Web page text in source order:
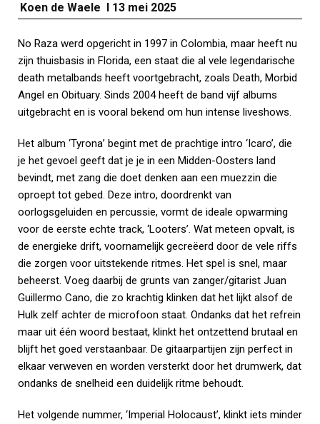
Koen de Waele I 13 mei 2025
No Raza werd opgericht in 1997 in Colombia, maar heeft nu
zijn thuisbasis in Florida, een staat die al vele legendarische
death metalbands heeft voortgebracht, zoals Death, Morbid
Angel en Obituary. Sinds 2004 heeft de band vijf albums
uitgebracht en is vooral bekend om hun intense liveshows.
Het album ‘Tyrona’ begint met de prachtige intro ‘Icaro’, die
je het gevoel geeft dat je je in een Midden-Oosters land
bevindt, met zang die doet denken aan een muezzin die
oproept tot gebed. Deze intro, doordrenkt van
oorlogsgeluiden en percussie, vormt de ideale opwarming
voor de eerste echte track, ‘Looters’. Wat meteen opvalt, is
de energieke drift, voornamelijk gecreëerd door de vele riffs
die zorgen voor uitstekende ritmes. Het spel is snel, maar
beheerst. Voeg daarbij de grunts van zanger/gitarist Juan
Guillermo Cano, die zo krachtig klinken dat het lijkt alsof de
Hulk zelf achter de microfoon staat. Ondanks dat het refrein
maar uit één woord bestaat, klinkt het ontzettend brutaal en
blijft het goed verstaanbaar. De gitaarpartijen zijn perfect in
elkaar verweven en worden versterkt door het drumwerk, dat
ondanks de snelheid een duidelijk ritme behoudt.
Het volgende nummer, ‘Imperial Holocaust’, klinkt iets minder